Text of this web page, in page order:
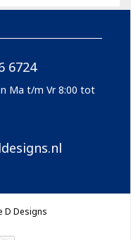
6724
Ma t/m Vr 8:00 tot
D Designs